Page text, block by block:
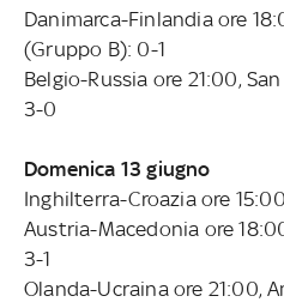
Danimarca-Finlandia ore
(Gruppo B): 0-1
Belgio-Russia ore 21:00,
3-0
Domenica 13 giugno
Inghilterra-Croazia ore
Austria-Macedonia ore
3-1
Olanda-Ucraina ore 21:00,